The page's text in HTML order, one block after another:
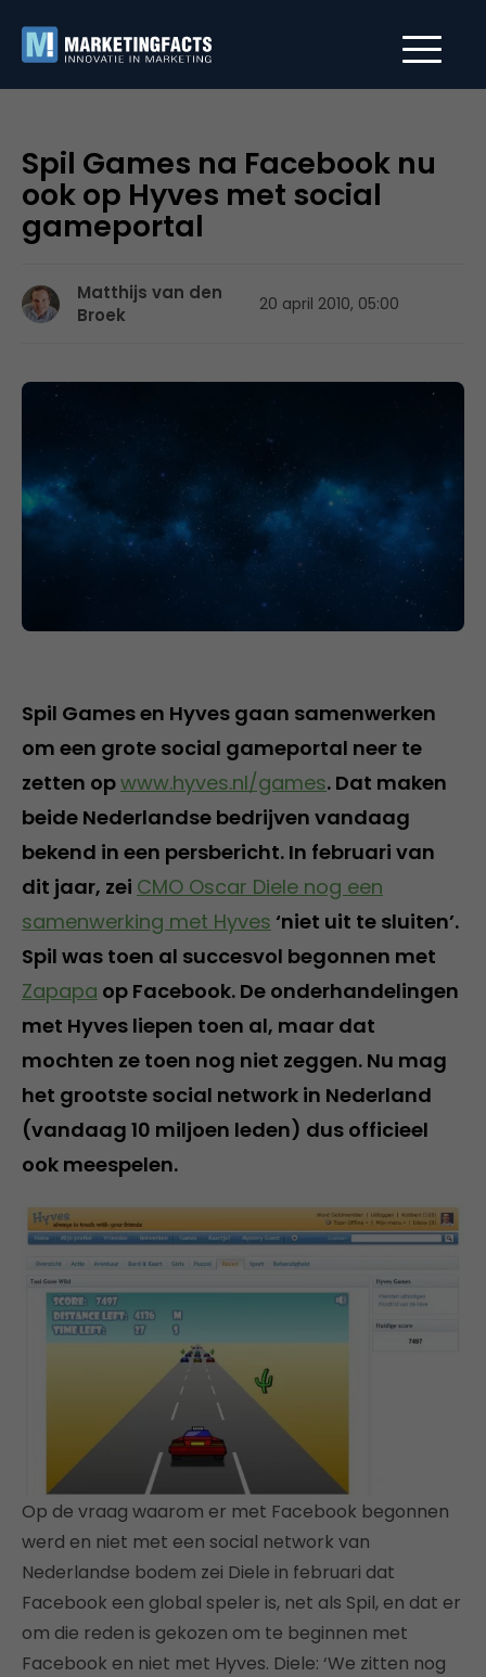
Spil Games na Facebook nu
ook op Hyves met social
gameportal
Matthijs van den
Broek
20 april 2010, 05:00
Spil Games en Hyves gaan samenwerken
om een grote social gameportal neer te
zetten opwww.hyves.nl/games. Dat maken
beide Nederlandse bedrijven vandaag
bekend in een persbericht. In februari van
dit jaar, zei CMO Oscar Diele nog een
samenwerking met Hyves ‘niet uit te sluiten’.
Spil was toen al succesvol begonnen met
Zapapa op Facebook. De onderhandelingen
met Hyves liepen toen al, maar dat
mochten ze toen nog niet zeggen. Nu mag
het grootste social network in Nederland
(vandaag 10 miljoen leden) dus officieel
ook meespelen.
Op de vraag waarom er met Facebook begonnen
werd en niet met een social network van
Nederlandse bodem zei Diele in februari dat
Facebook een global speler is, net als Spil, en dat er
om die reden is gekozen om te beginnen met
Facebook en niet met Hyves. Diele: ‘We zitten nog